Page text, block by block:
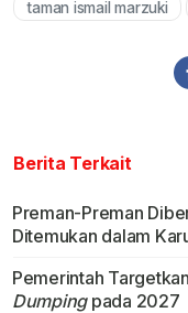
taman ismail marzuki
Berita Terkait
Preman-Preman
Ditemukan dalam
Pemerintah
Dumpingpada 2027